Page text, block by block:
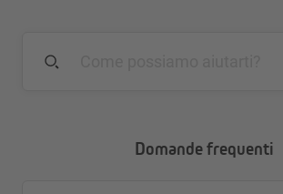
Domande frequenti